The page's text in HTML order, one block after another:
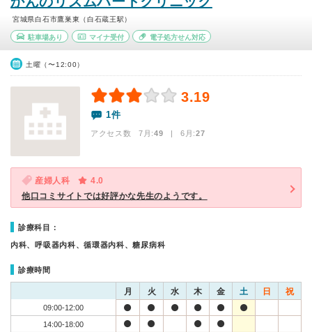
宮城県白石市鷹巣東（白石蔵王駅）
駐車場あり マイナ受付 電子処方せん対応
土曜（〜12:00）
3.19
1件
アクセス数 7月:49 | 6月:27
産婦人科
4.0
他口コミサイトでは好評かな先生のようです。
診療科目：
内科、呼吸器内科、循環器内科、糖尿病科
診療時間
月 火 水 木 金 土 日 祝
09:00-12:00
14:00-18:00